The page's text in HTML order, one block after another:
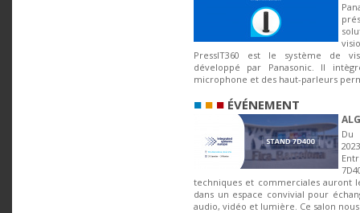
PressIT360 est le système de
développé par Panasonic. Il
microphone et des haut-parleurs
■ ■ ■ ÉVÉNEMENT
Du
techniques et commerciales auront
dans un espace convivial pour
audio, vidéo et lumière. Ce salon